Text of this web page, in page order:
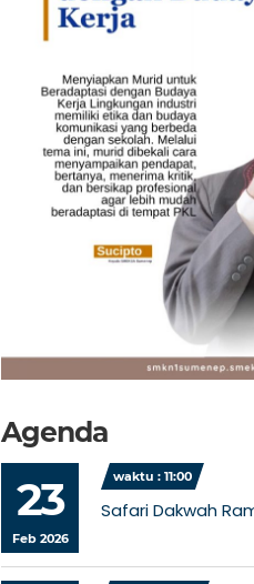
Agenda
23
Feb 2026
waktu : 11:00
Safari Dakwah